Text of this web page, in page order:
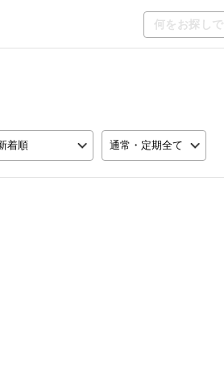
着順 通常・定期全て